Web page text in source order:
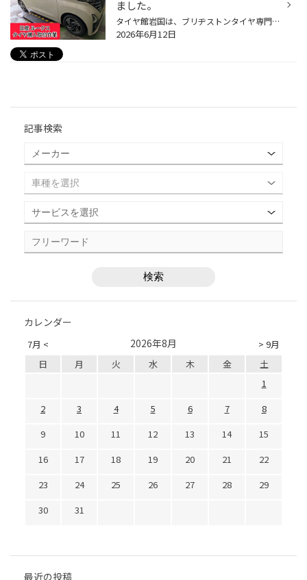
ました。
タイヤ館岩国は、ブリヂストンタイヤ専門店になります。 今回は、いつもご利用されている日産 ルークスのお客様からの依頼でタイヤ購入取付作業をさせていただきました。 今回取り付けするタイヤはコチラ！！ フィネッサ HB01 しかも6/15までは『雨のち、フィネッサキャンペーン』をしておりますよ...
2026年6月12日
記事検索
カレンダー
7月 < > 9月
2026年8月
日 月 火 水 木 金
土
1
2
3 4 5 6 7
8
9
10 11 12 13 14
15
16
17 18 19 20 21
22
23
24 25 26 27 28
29
30
31
最近の投稿